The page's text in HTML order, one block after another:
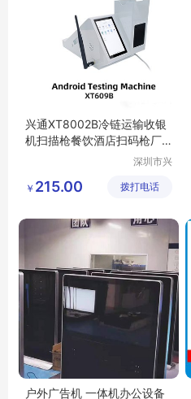
兴通XT8002B冷链运输收银
机扫描枪餐饮酒店扫码枪厂
深圳市兴
技有限公
￥ 215.00 拨打电话
户外广告机 一体机办公设备